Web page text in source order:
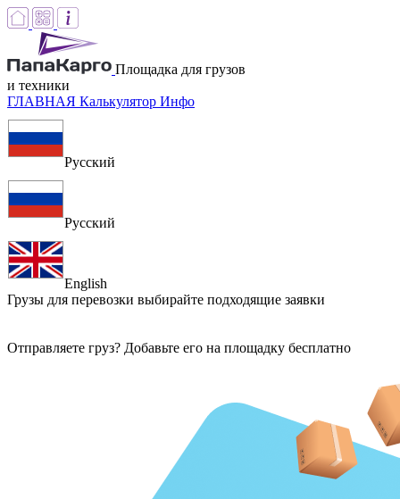
Площадка для грузов
и техники
ГЛАВНАЯ Калькулятор Инфо
Русский
Русский
English
Грузы для перевозки выбирайте подходящие заявки
Отправляете груз? Добавьте его на площадку бесплатно